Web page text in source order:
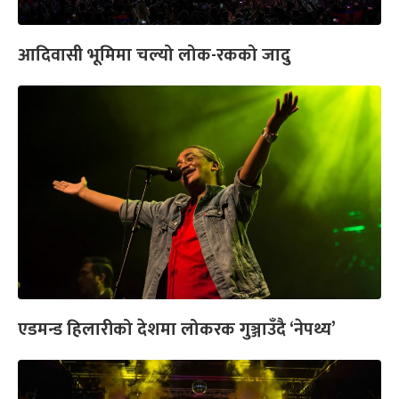
आदिवासी भूमिमा चल्यो लोक-रकको जादु
एडमन्ड हिलारीको देशमा लोकरक गुञ्जाउँदै ‘नेपथ्य’